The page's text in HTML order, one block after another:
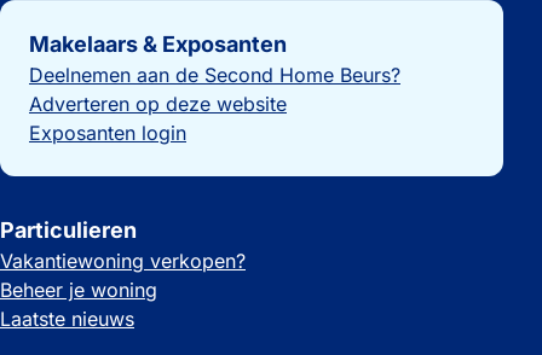
Belangrijke links
Makelaars & Exposanten
Deelnemen aan de Second Home Beurs?
Adverteren op deze website
Exposanten login
Particulieren
Vakantiewoning verkopen?
Beheer je woning
Laatste nieuws